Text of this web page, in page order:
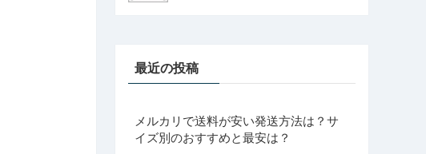
最近の投稿
メルカリで送料が安い発送方法は？サ
イズ別のおすすめと最安は？